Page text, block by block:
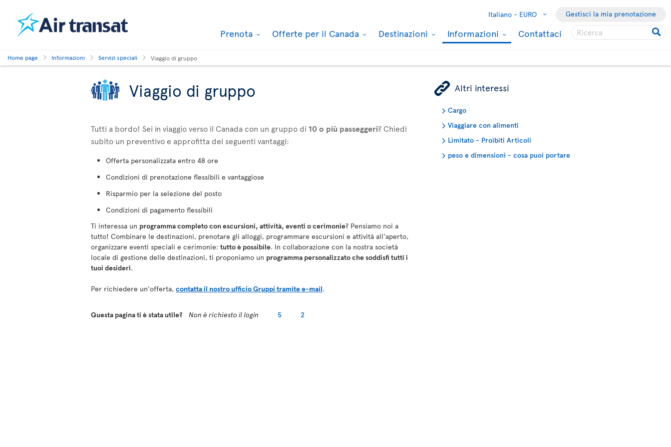
Italiano - EURO Gestisci la mia prenotazione
Prenota Offerte per il Canada Destinazioni Informazioni Contattaci
Home page Informazioni Servizi speciali Viaggio di gruppo
Viaggio di gruppo
Tutti a bordo! Sei in viaggio verso il Canada con un gruppo di 10 o più passeggeri? Chiedi
subito un preventivo e approfitta dei seguenti vantaggi:
Offerta personalizzata entro 48 ore
Condizioni di prenotazione flessibili e vantaggiose
Risparmio per la selezione del posto
Condizioni di pagamento flessibili
Ti interessa un programma completo con escursioni, attività, eventi o cerimonie? Pensiamo noi a
tutto! Combinare le destinazioni, prenotare gli alloggi, programmare escursioni e attività all'aperto,
organizzare eventi speciali e cerimonie: tutto è possibile. In collaborazione con la nostra società
locale di gestione delle destinazioni, ti proponiamo un programma personalizzato che soddisfi tutti i
tuoi desideri.
Per richiedere un'offerta, contatta il nostro ufficio Gruppi tramite e-mail.
ÿ Altri interessi
Cargo
Viaggiare con alimenti
Limitato - Proibiti Articoli
peso e dimensioni - cosa puoi portare
Questa pagina ti è stata utile? Non è richiesto il login 5 2